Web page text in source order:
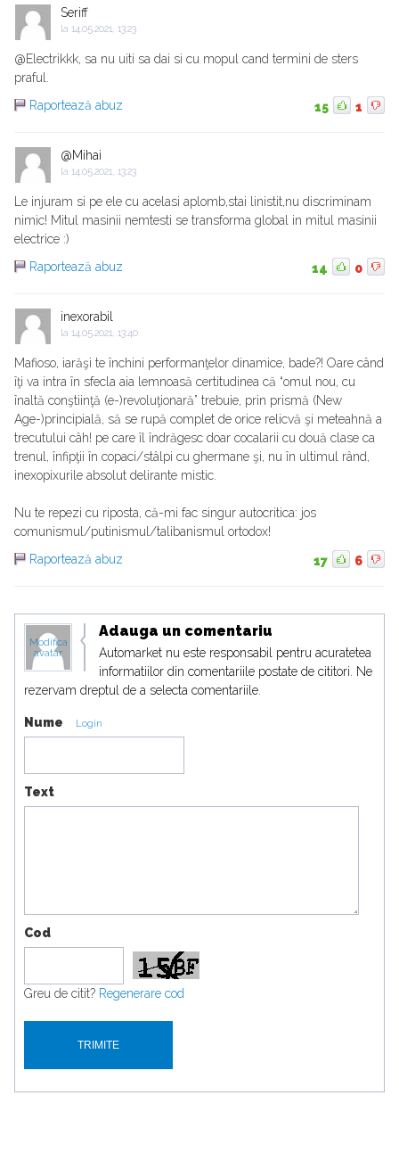
Seriff
la 14.05.2021, 13:23
@Electrikkk, sa nu uiti sa dai si cu mopul cand termini de sters
praful.
Raportează abuz
15 1
@Mihai
la 14.05.2021, 13:23
Le injuram si pe ele cu acelasi aplomb,stai linistit,nu discriminam
nimic! Mitul masinii nemtesti se transforma global in mitul masinii
electrice :)
Raportează abuz
14 0
inexorabil
la 14.05.2021, 13:40
Mafioso, iarăşi te închini performanţelor dinamice, bade?! Oare când
îţi va intra în sfecla aia lemnoasă certitudinea că “omul nou, cu
înaltă conştiinţă (e-)revoluţionară” trebuie, prin prismă (New
Age-)principială, să se rupă complet de orice relicvă şi meteahnă a
trecutului câh! pe care îl îndrăgesc doar cocalarii cu două clase ca
trenul, înfipţii în copaci/stâlpi cu ghermane şi, nu în ultimul rând,
inexopixurile absolut delirante mistic.
Nu te repezi cu riposta, că-mi fac singur autocritica: jos
comunismul/putinismul/talibanismul ortodox!
Raportează abuz
17 6
Modifica
avatar
Adauga un comentariu
Automarket nu este responsabil pentru acuratetea
informatiilor din comentariile postate de cititori. Ne
rezervam dreptul de a selecta comentariile.
Nume Login
Text
Cod
Greu de citit? Regenerare cod